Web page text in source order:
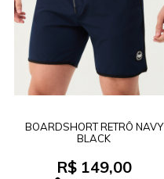
BOARDSHORT RETRÔ NAVY
BLACK
R$ 149,00